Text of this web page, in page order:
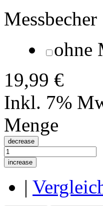
Messbecher
ohne
19,99 €
Inkl. 7%
Menge
decrease
increase
|